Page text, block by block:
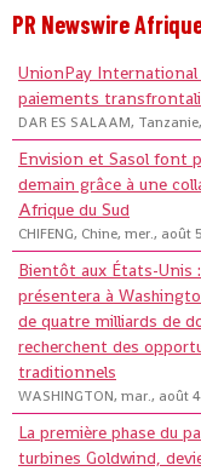
PR Newswire
UnionPay International
paiements
DAR ES SALAAM,
Envision et Sasol font
demain grâce à une
Afrique du Sud
CHIFENG, Chine, mer., août
Bientôt aux États-Unis
présentera à
de quatre milliards de
recherchent des
traditionnels
WASHINGTON, mar., août
La première phase du
turbines Goldwind,